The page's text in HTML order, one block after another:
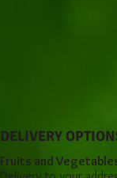
DELIVERY
Fruits and